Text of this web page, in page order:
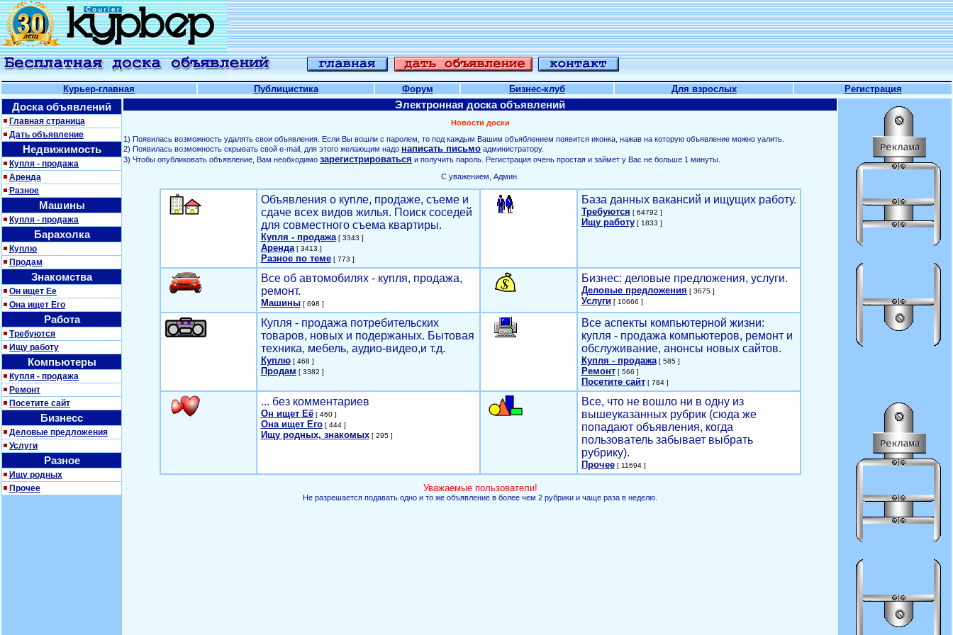
Курьер-главная Публицистика Форум Бизнес-клуб Для взрослых Регистрация
Доска объявлений
Главная страница
Дать объявление
Недвижимость
Купля - продажа
Аренда
Разное
Машины
Купля - продажа
Барахолка
Куплю
Продам
Знакомства
Он ищет Ее
Она ищет Его
Работа
Требуются
Ищу работу
Компьютеры
Купля - продажа
Ремонт
Посетите сайт
Бизнесс
Деловые предложения
Услуги
Разное
Ищу родных
Прочее
Электронная доска объявлений
Новости доски
1) Появилась возможность удалять свои объявления. Если Вы вошли с паролем, то под каждым Вашим объяблением появится иконка, нажав на которую объявление можно уалить.
2) Появилась возможность скрывать свой е-mail, для этого желающим надо написать письмо администратору.
3) Чтобы опубликовать объявление, Вам необходимо зарегистрироваться и получить пароль. Регистрация очень простая и займет у Вас не больше 1 минуты.
С уважением, Админ.
Объявления о купле, продаже, съеме и
сдаче всех видов жилья. Поиск соседей
для совместного съема квартиры.
Купля - продажа[ 3343 ]
Аренда[ 3413 ]
Разное по теме[ 773 ]
База данных вакансий и ищущих работу.
Требуются [ 64792 ]
Ищу работу[ 1833 ]
Все об автомобилях - купля, продажа,
ремонт.
Машины[ 698 ]
Бизнес: деловые предложения, услуги.
Деловые предложения [ 3675 ]
Услуги[ 10666 ]
Купля - продажа потребительских
товаров, новых и подержаных. Бытовая
техника, мебель, аудио-видео,и т.д.
Куплю[ 468 ]
Продам [ 3382 ]
Все аспекты компьютерной жизни:
купля - продажа компьютеров, ремонт и
обслуживание, анонсы новых сайтов.
Купля - продажа[ 585 ]
Ремонт[ 566 ]
Посетите сайт[ 784 ]
... без комментариев
Он ищет Её[ 460 ]
Она ищет Его[ 444 ]
Ищу родных, знакомых[ 295 ]
Все, что не вошло ни в одну из
вышеуказанных рубрик (сюда же
попадают объявления, когда
пользователь забывает выбрать
рубрику).
Прочее[ 11694 ]
Уважаемые пользователи!
Не разрешается подавать одно и то же объявление в более чем 2 рубрики и чаще раза в неделю.